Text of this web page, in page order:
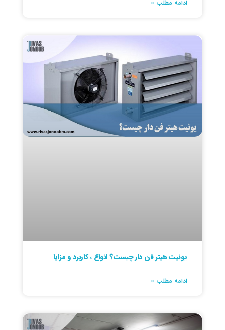
ادامه مطلب »
یونیت هیتر فن دار چیست؟ انواع ، کاربرد و مزایا
ادامه مطلب »